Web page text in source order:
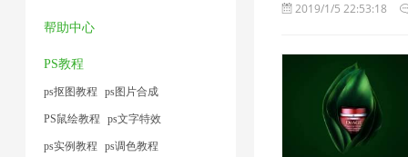
1
帮助中心
PS教程
ps抠图教程 ps图片合成
PS鼠绘教程 ps文字特效
ps实例教程 ps调色教程
2019/1/5 22:53:18